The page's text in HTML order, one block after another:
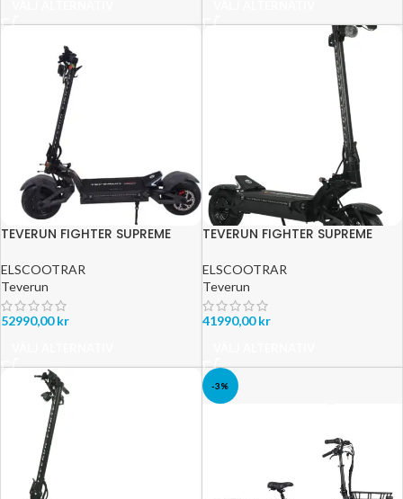
TEVERUN FIGHTER SUPREME
ELSCOOTRAR
Teverun
52990,00kr
TEVERUN FIGHTER SUPREME
ELSCOOTRAR
Teverun
41990,00kr
-3%